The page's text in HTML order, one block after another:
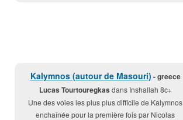
Kalymnos (autour de Masouri) - greece
Lucas Tourtouregkas dans Inshallah 8c+
Une des voies les plus plus difficile de Kalymnos
enchaînée pour la première fois par Nicolas